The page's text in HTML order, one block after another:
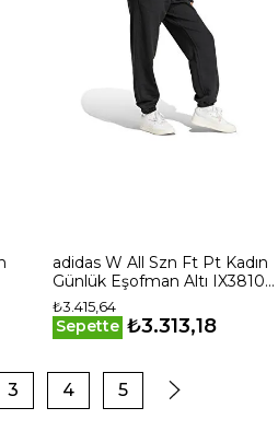
adidas W All Szn Ft Pt Kadın
Günlük Eşofman Altı IX3810
Siyah
₺3.415,64
Sepette ₺3.313,18
3 4 5